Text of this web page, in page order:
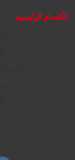
الأقسام الرئيسية